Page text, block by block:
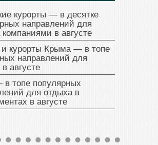
курорты — в десятке
направлений для
в августе
и курорты Крыма — в топе
направлений для
августе
топе популярных
для отдыха в
в августе